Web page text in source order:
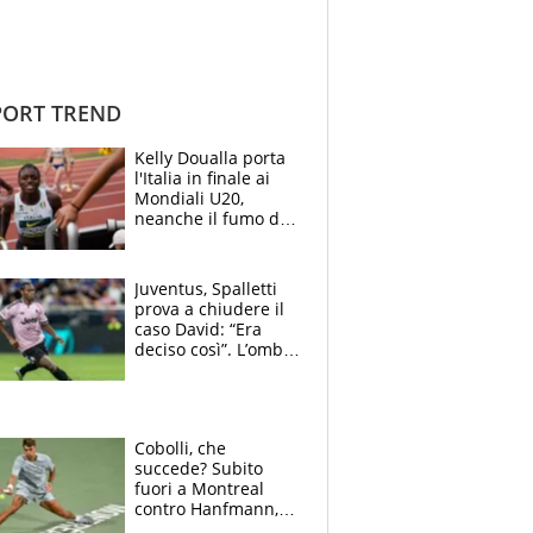
TREND
Kelly Doualla porta
l'Italia in finale ai
Mondiali U20,
neanche il fumo di
Juventus, Spalletti
prova a chiudere il
caso David: “Era
deciso così”. L’ombra
Cobolli, che
succede? Subito
fuori a Montreal
contro Hanfmann,